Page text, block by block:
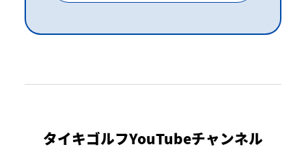
タイキゴルフYouTubeチャンネル